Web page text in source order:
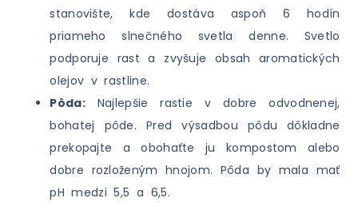
stanovište, kde dostáva aspoň 6 hodín
priameho slnečného svetla denne. Svetlo
podporuje rast a zvyšuje obsah aromatických
olejov v rastline.
Pôda:Najlepšie rastie v dobre odvodnenej,
bohatej pôde. Pred výsadbou pôdu dôkladne
prekopajte a obohaťte ju kompostom alebo
dobre rozloženým hnojom. Pôda by mala mať
pH medzi 5,5 a 6,5.